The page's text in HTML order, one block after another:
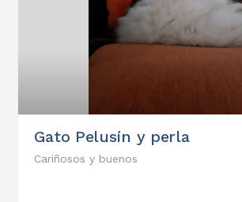
Gato Pelusín y perla
Cariñosos y buenos